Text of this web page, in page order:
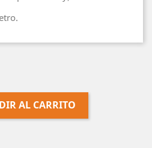
AL CARRITO